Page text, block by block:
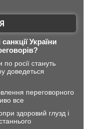
України
росії стануть
доведеться
переговорного
все
здоровий глузд і